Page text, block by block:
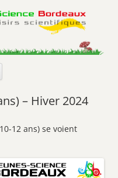
– Hiver 2024
12 ans) se voient